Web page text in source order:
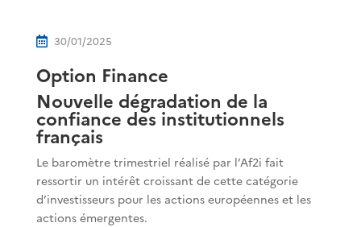
 30/01/2025
Option Finance
Nouvelle dégradation de la
confiance des institutionnels
français
Le baromètre trimestriel réalisé par l’Af2i fait
ressortir un intérêt croissant de cette catégorie
d’investisseurs pour les actions européennes et les
actions émergentes.